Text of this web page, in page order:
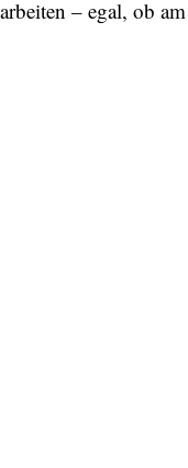
arbeiten – egal, ob